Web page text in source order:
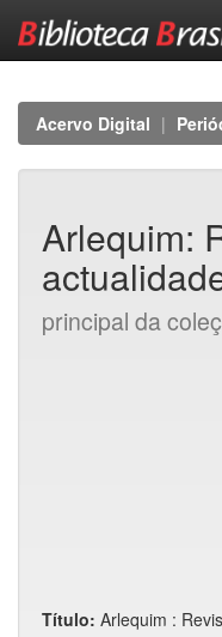
navigationAcervo Digital
Arlequim:
principal da
Título: Arlequim :